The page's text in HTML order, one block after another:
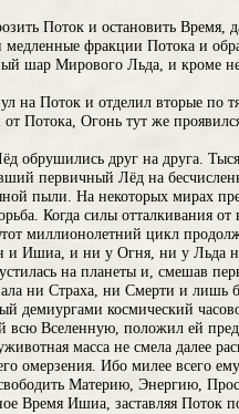
Поток и остановить Время,
фракции Потока и
шар Мирового Льда, и кроме
на Поток и отделил вторые по
Потока, Огонь тут же
друг на друга.
первичный Лёд на
пыли. На некоторых мирах
Когда силы отталкивания от
миллионолетний цикл
и Ишиа, и ни у Огня, ни у Льда
на планеты и, смешав
ни Страха, ни Смерти и лишь
демиургами космический
всю Вселенную, положил ей
масса не смела далее
омерзения. Ибо милее всего
Материю, Энергию,
Время Ишиа, заставляя Поток